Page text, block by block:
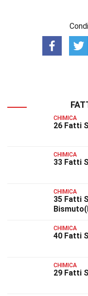
CHIMICA
26 Fatti
CHIMICA
33 Fatti
CHIMICA
35 Fatti
CHIMICA
40 Fatti
CHIMICA
29 Fatti